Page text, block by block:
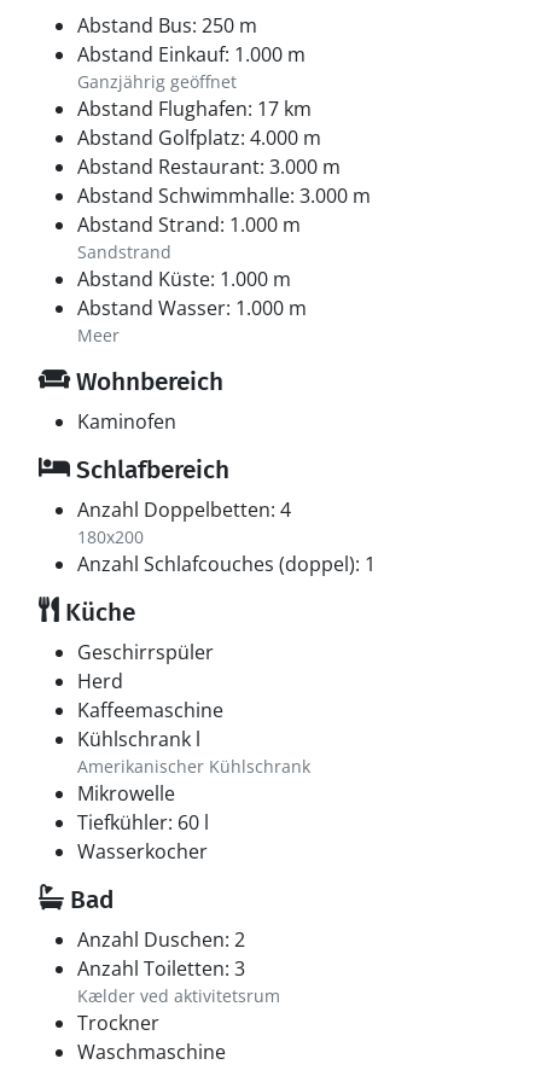
Regnskov. Ganz gleich, ob du dich für Kultur,
Geschichte und Natur interessierst, oder deinen
Kindern einen aufregenden, unvergesslichen
Urlaubstag bieten möchtest, ringsum eröffnen sich dir
vielfältigste Möglichkeiten.
Abstand Bus: 250 m
Abstand Einkauf: 1.000 m
Ganzjährig geöffnet
Abstand Flughafen: 17 km
Abstand Golfplatz: 4.000 m
Abstand Restaurant: 3.000 m
Abstand Schwimmhalle: 3.000 m
Abstand Strand: 1.000 m
Sandstrand
Abstand Küste: 1.000 m
Abstand Wasser: 1.000 m
Meer
Wohnbereich
Kaminofen
Schlafbereich
Anzahl Doppelbetten: 4
180x200
Anzahl Schlafcouches (doppel): 1
Küche
Geschirrspüler
Herd
Kaffeemaschine
Kühlschrank l
Amerikanischer Kühlschrank
Mikrowelle
Tiefkühler: 60 l
Wasserkocher
Bad
Anzahl Duschen: 2
Anzahl Toiletten: 3
Kælder ved aktivitetsrum
Trockner
Waschmaschine